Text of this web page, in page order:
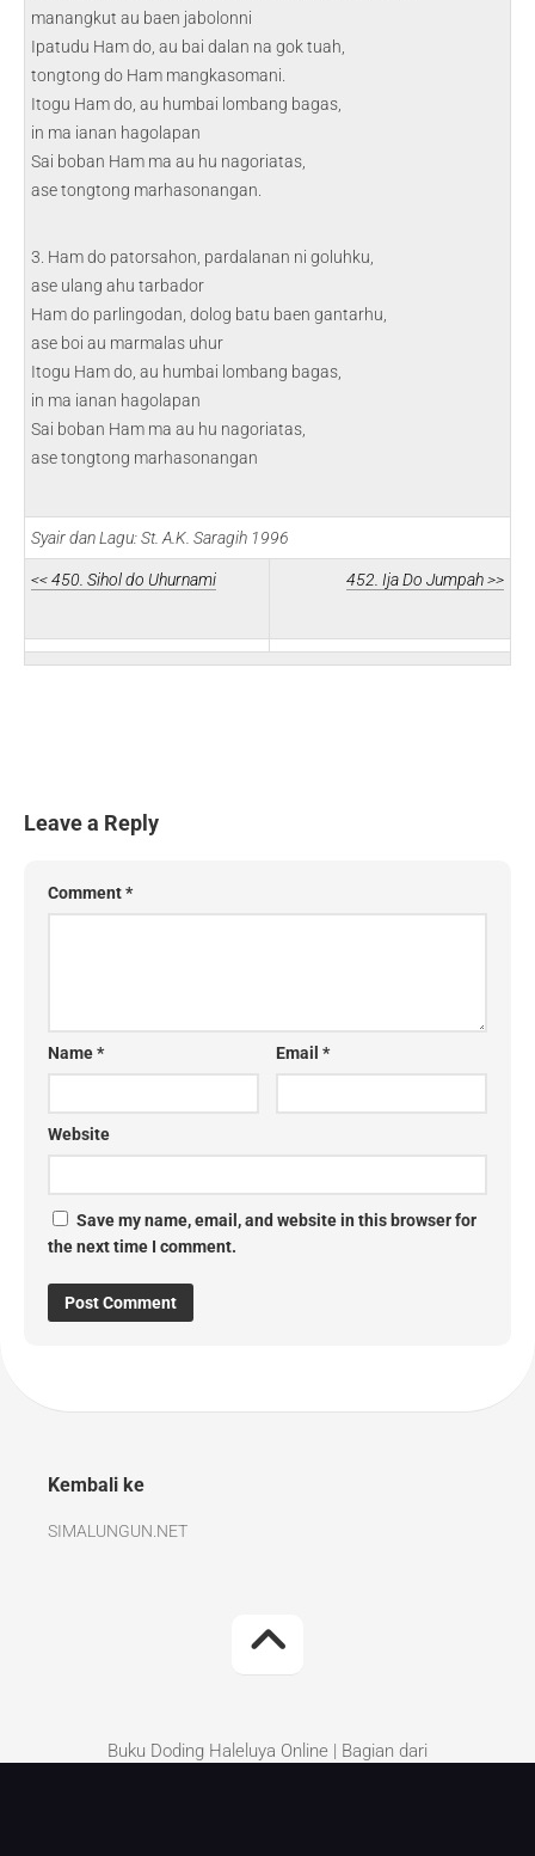
manangkut au baen jabolonni
Ipatudu Ham do, au bai dalan na gok tuah,
tongtong do Ham mangkasomani.
Itogu Ham do, au humbai lombang bagas,
in ma ianan hagolapan
Sai boban Ham ma au hu nagoriatas,
ase tongtong marhasonangan.
3. Ham do patorsahon, pardalanan ni goluhku,
ase ulang ahu tarbador
Ham do parlingodan, dolog batu baen gantarhu,
ase boi au marmalas uhur
Itogu Ham do, au humbai lombang bagas,
in ma ianan hagolapan
Sai boban Ham ma au hu nagoriatas,
ase tongtong marhasonangan
Syair dan Lagu: St. A.K. Saragih 1996
<< 450. Sihol do Uhurnami 452. Ija Do Jumpah >>
Leave a Reply
Comment*
Name* Email*
Website
Save my name, email, and website in this browser for
the next time I comment.
Kembali ke
SIMALUNGUN.NET
Buku Doding Haleluya Online | Bagian dari